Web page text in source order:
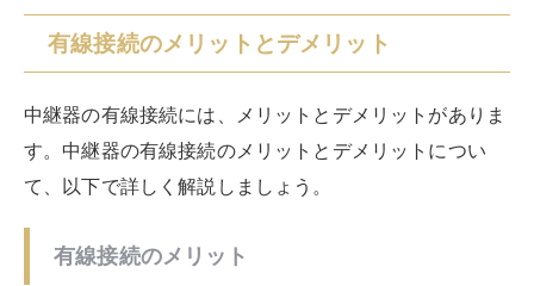
安定することがあげられます。無線接続の場合は、他の
電波や電子レンジなどの家電や電子機器の影響を受ける
オンラインゲームを安定してプレイしたい人や仕事でネ
ットを使用している人、オンライン会議の際など、通信
います。